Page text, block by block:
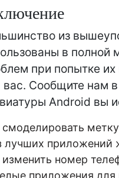
из
в полной
при попытке их
вас. Сообщите нам
Android вы
смоделировать
лучших приложений
изменить номер
приложения для